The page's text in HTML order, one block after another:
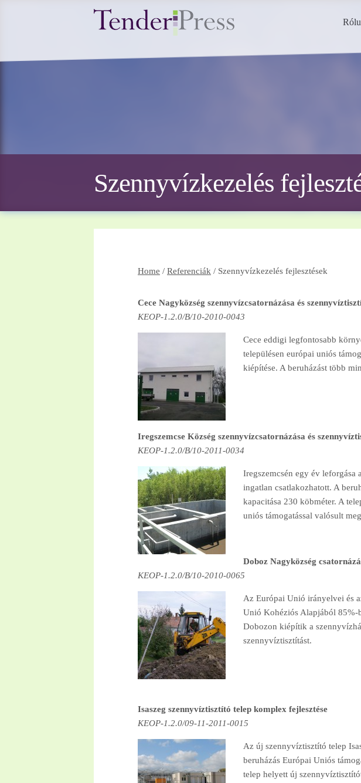
Szennyvízkezelés
Home / Referenciák / Szennyvízkezelés fejlesztések
Cece Nagyközség szennyvízcsatornázása és
KEOP-1.2.0/B/10-2010-0043
Cece eddigi legfontosabb
településen európai uniós
kiépítése. A beruházást több
Iregszemcse Község szennyvízcsatornázása és
KEOP-1.2.0/B/10-2011-0034
Iregszemcsén egy év leforgása
ingatlan csatlakozhatott. A
kapacitása 230 köbméter. A
uniós támogatással valósult
Doboz Nagyközség
KEOP-1.2.0/B/10-2010-0065
Az Európai Unió irányelvei és
Unió Kohéziós Alapjából 85%-
Dobozon kiépítik a
szennyvíztisztítást.
Isaszeg szennyvíztisztító telep komplex fejlesztése
KEOP-1.2.0/09-11-2011-0015
Az új szennyvíztisztító telep
beruházás Európai Uniós
telep helyett új